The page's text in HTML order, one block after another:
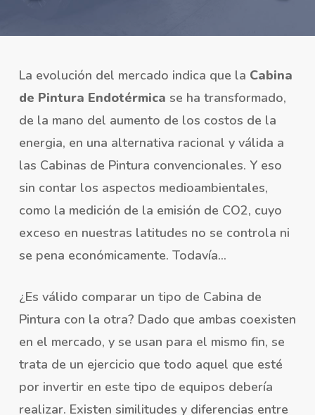
La evolución del mercado indica que la Cabina
de Pintura Endotérmica se ha transformado,
de la mano del aumento de los costos de la
energia, en una alternativa racional y válida a
las Cabinas de Pintura convencionales. Y eso
sin contar los aspectos medioambientales,
como la medición de la emisión de CO2, cuyo
exceso en nuestras latitudes no se controla ni
se pena económicamente. Todavía…
¿Es válido comparar un tipo de Cabina de
Pintura con la otra? Dado que ambas coexisten
en el mercado, y se usan para el mismo fin, se
trata de un ejercicio que todo aquel que esté
por invertir en este tipo de equipos debería
realizar. Existen similitudes y diferencias entre